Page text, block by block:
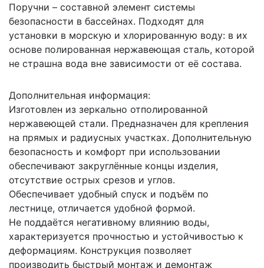
Поручни – составной элемент системы
безопасности в бассейнах. Подходят для
установки в морскую и хлорированную воду: в их
основе полированная нержавеющая сталь, которой
не страшна вода вне зависимости от её состава.
Дополнительная информация:
Изготовлен из зеркально отполированной
нержавеющей стали. Предназначен для крепления
на прямых и радиусных участках. Дополнительную
безопасность и комфорт при использовании
обеспечивают закруглённые концы изделия,
отсутствие острых срезов и углов.
Обеспечивает удобный спуск и подъём по
лестнице, отличается удобной формой.
Не поддаётся негативному влиянию воды,
характеризуется прочностью и устойчивостью к
деформациям. Конструкция позволяет
производить быстрый монтаж и демонтаж